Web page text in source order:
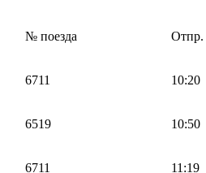
№ поезда Отпр.
6711 10:20
6519 10:50
6711 11:19